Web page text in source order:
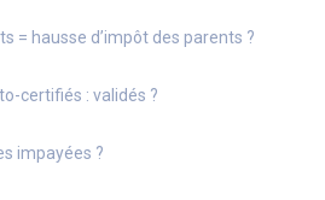
= hausse d’impôt des parents ?
certifiés : validés ?
impayées ?